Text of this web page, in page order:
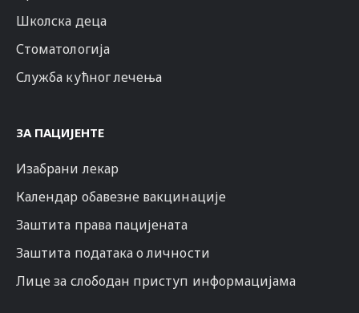
Школска деца
Стоматологија
Служба кућног лечења
ЗА ПАЦИЈЕНТЕ
Изабрани лекар
Календар обавезне вакцинације
Заштита права пацијената
Заштита података о личности
Лице за слободан приступ информацијама